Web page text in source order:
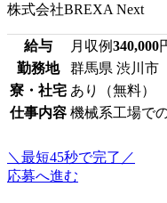
株式会社BREXA Next
給与 月収例340,000
勤務地
群馬県 渋川市
寮・社宅 あり（無料）
仕事内容 機械系工場で
＼最短45秒で完了／
応募へ進む